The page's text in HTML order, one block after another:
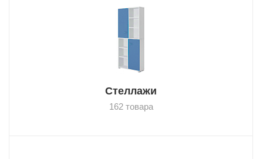
Стеллажи
162 товара